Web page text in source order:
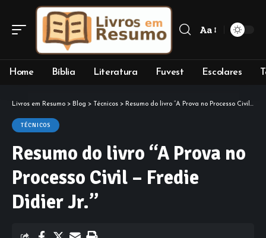
Font
Aa
Home Bíblia Literatura Fuvest Escolares
Livros em Resumo > Blog > Técnicos > Resumo do livro “A Prova no Processo Civil – Fredie Didier Jr.”
TÉCNICOS
Resumo do livro “A Prova no
Processo Civil – Fredie
Didier Jr.”